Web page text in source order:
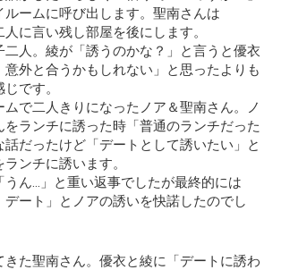
ルームに呼び出します。聖南さんは
人に言い残し部屋を後にします。
二人。綾が「誘うのかな？」と言うと優衣
意外と合うかもしれない」と思ったよりも
です。
で二人きりになったノア＆聖南さん。ノ
をランチに誘った時「普通のランチだった
話だったけど「デートとして誘いたい」と
ンチに誘います。
うん…」と重い返事でしたが最終的には
デート」とノアの誘いを快諾したのでし
きた聖南さん。優衣と綾に「デートに誘わ